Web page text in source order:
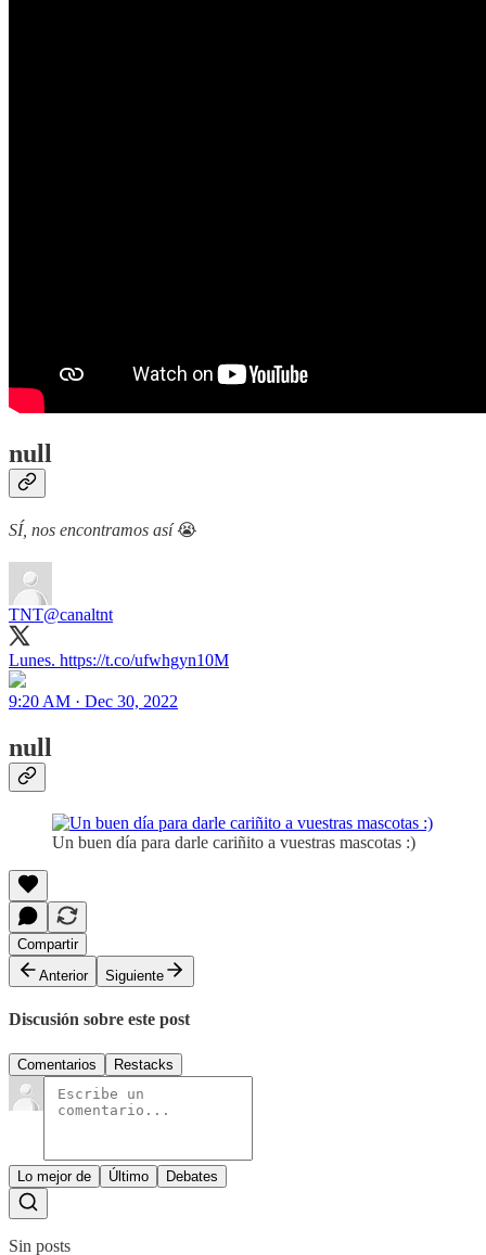
null
SÍ, nos encontramos así😭
TNT@canaltnt
Lunes. https://t.co/ufwhgyn10M
9:20 AM · Dec 30, 2022
null
Un buen día para darle cariñito a vuestras mascotas :)
Compartir
Anterior
Siguiente
Discusión sobre este post
Comentarios Restacks
Lo mejor de Último Debates
Sin posts